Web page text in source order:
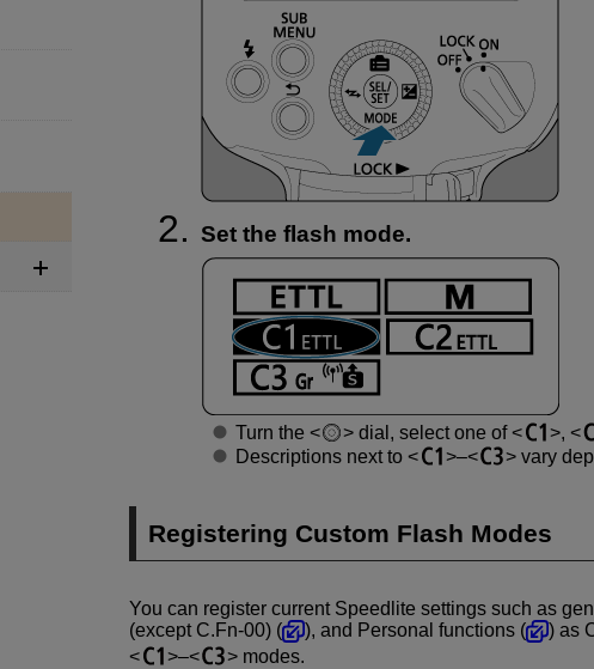
Set the flash mode.
Turn the dial, select one of ,
Descriptions next to
– vary
Registering Custom Flash Modes
You can register current Speedlite settings such as
(except C.Fn-00) (
), and Personal functions (
) as
–
modes.